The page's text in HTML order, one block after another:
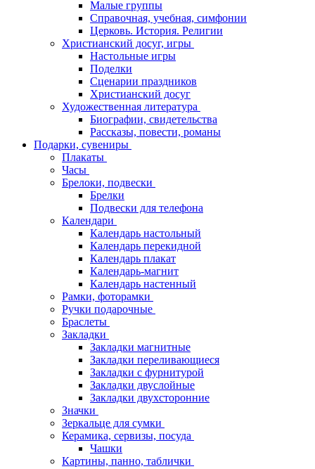
Малые группы
Справочная, учебная, симфонии
Церковь. История. Религии
Христианский досуг, игры
Настольные игры
Поделки
Сценарии праздников
Христианский досуг
Художественная литература
Биографии, свидетельства
Рассказы, повести, романы
Подарки, сувениры
Плакаты
Часы
Брелоки, подвески
Брелки
Подвески для телефона
Календари
Календарь настольный
Календарь перекидной
Календарь плакат
Календарь-магнит
Календарь настенный
Рамки, фоторамки
Ручки подарочные
Браслеты
Закладки
Закладки магнитные
Закладки переливающиеся
Закладки с фурнитурой
Закладки двуслойные
Закладки двухсторонние
Значки
Зеркальце для сумки
Керамика, сервизы, посуда
Чашки
Картины, панно, таблички